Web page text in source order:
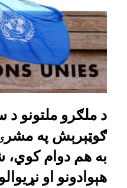
د ملګرو ملتونو د
ګوټېرېش په
هېوادونو او